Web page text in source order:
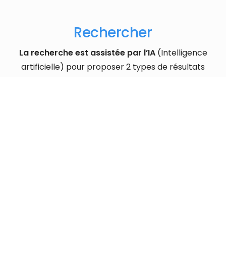
Rechercher
La recherche est assistée par l’IA(Intelligence
artificielle) pour proposer 2 types de résultats